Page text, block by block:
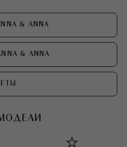
& ANNA
& ANNA